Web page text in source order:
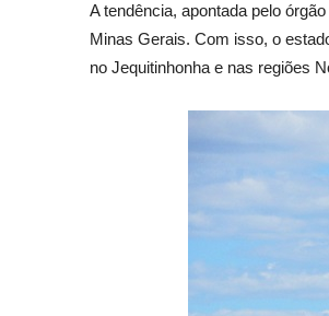
A tendência, apontada pelo
Minas Gerais. Com isso, o
no Jequitinhonha e nas regiões